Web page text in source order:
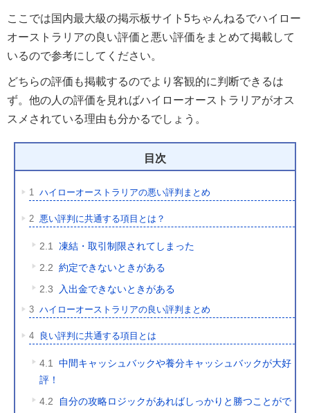
ここでは国内最大級の掲示板サイト5ちゃんねるでハイロー
オーストラリアの良い評価と悪い評価をまとめて掲載して
いるので参考にしてください。
どちらの評価も掲載するのでより客観的に判断できるは
ず。他の人の評価を見ればハイローオーストラリアがオス
スメされている理由も分かるでしょう。
目次
1 ハイローオーストラリアの悪い評判まとめ
2 悪い評判に共通する項目とは？
2.1 凍結・取引制限されてしまった
2.2 約定できないときがある
2.3
入出金できないときがある
3 ハイローオーストラリアの良い評判まとめ
4 良い評判に共通する項目とは
4.1 中間キャッシュバックや養分キャッシュバックが大好
評！
4.2
自分の攻略ロジックがあればしっかりと勝つことがで